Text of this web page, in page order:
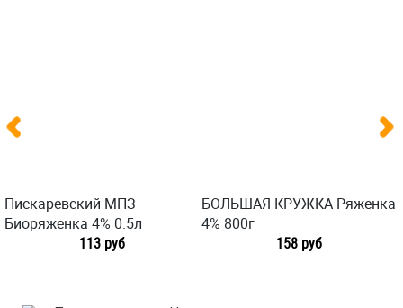
Пискаревский МПЗ
Биоряженка 4% 0.5л
113 руб
БОЛЬШАЯ КРУЖКА Ряженка
4% 800г
158 руб